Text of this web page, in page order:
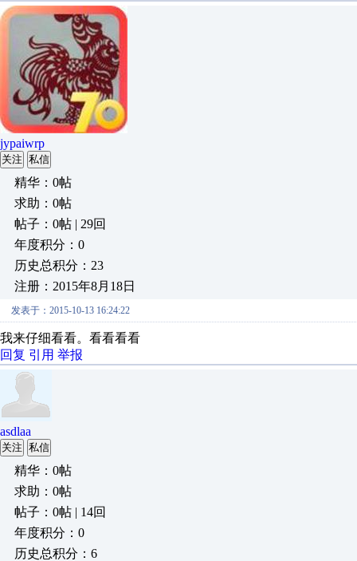
jypaiwrp
关注 私信
精华：0帖
求助：0帖
帖子：0帖 | 29回
年度积分：0
历史总积分：23
注册：2015年8月18日
发表于：2015-10-13 16:24:22
我来仔细看看。看看看看
回复 引用 举报
asdlaa
关注 私信
精华：0帖
求助：0帖
帖子：0帖 | 14回
年度积分：0
历史总积分：6